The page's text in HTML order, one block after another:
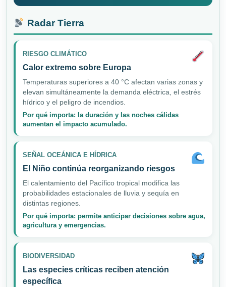
Radar Tierra
RIESGO CLIMÁTICO
Calor extremo sobre Europa
Temperaturas superiores a 40 °C afectan varias zonas y
elevan simultáneamente la demanda eléctrica, el estrés
hídrico y el peligro de incendios.
Por qué importa: la duración y las noches cálidas
aumentan el impacto acumulado.
SEÑAL OCEÁNICA E HÍDRICA
El Niño continúa reorganizando riesgos
El calentamiento del Pacífico tropical modifica las
probabilidades estacionales de lluvia y sequía en
distintas regiones.
Por qué importa: permite anticipar decisiones sobre agua,
agricultura y emergencias.
BIODIVERSIDAD
Las especies críticas reciben atención
específica